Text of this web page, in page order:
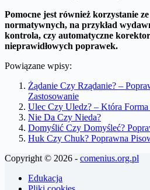
Pomocne jest również korzystanie
normatywnych, na przykład
kontrola, czy automatyczne
nieprawidłowych poprawek.
Powiązane wpisy:
Żądanie Czy Rządanie? –
Zastosowanie
Ulec Czy Uledz? – Która Forma
Nie Da Czy Nieda?
Domyślić Czy Domyśleć?
Huk Czy Chuk? Poprawna
Copyright © 2026 - comenius.org.pl
Edukacja